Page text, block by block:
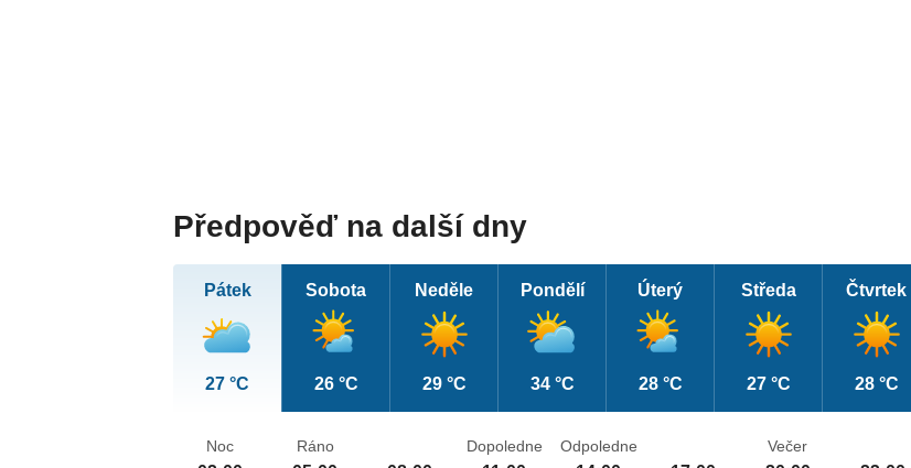
Předpověď na další dny
Pátek
27 °C
Sobota
26 °C
Neděle
29 °C
Pondělí
34 °C
Úterý
28 °C
Středa
27 °C
Čtvrtek
28 °C
Noc Ráno Dopoledne Odpoledne Večer